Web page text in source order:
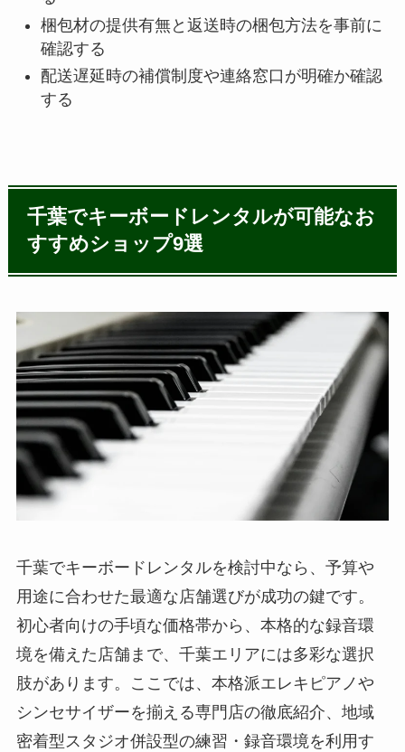
梱包材の提供有無と返送時の梱包方法を事前に
確認する
配送遅延時の補償制度や連絡窓口が明確か確認
する
千葉でキーボードレンタルが可能なお
すすめショップ9選
千葉でキーボードレンタルを検討中なら、予算や
用途に合わせた最適な店舗選びが成功の鍵です。
初心者向けの手頃な価格帯から、本格的な録音環
境を備えた店舗まで、千葉エリアには多彩な選択
肢があります。ここでは、本格派エレキピアノや
シンセサイザーを揃える専門店の徹底紹介、地域
密着型スタジオ併設型の練習・録音環境を利用す